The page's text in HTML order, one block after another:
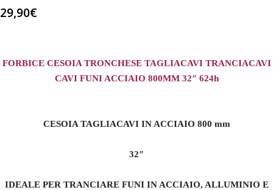
29,90€
FORBICE CESOIA TRONCHESE TAGLIACAVI TRANCIACAVI
CAVI FUNI ACCIAIO 800MM 32″ 624h
CESOIA TAGLIACAVI IN ACCIAIO 800 mm
32″
IDEALE PER TRANCIARE FUNI IN ACCIAIO, ALLUMINIO E